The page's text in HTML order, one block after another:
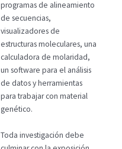
programas de alineamiento
de secuencias,
visualizadores de
estructuras moleculares, una
calculadora de molaridad,
un software para el análisis
de datos y herramientas
para trabajar con material
genético.
Toda investigación debe